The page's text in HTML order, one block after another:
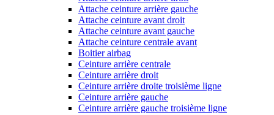
Attache ceinture arrière gauche
Attache ceinture avant droit
Attache ceinture avant gauche
Attache ceinture centrale avant
Boitier airbag
Ceinture arrière centrale
Ceinture arrière droit
Ceinture arrière droite troisième ligne
Ceinture arrière gauche
Ceinture arrière gauche troisième ligne